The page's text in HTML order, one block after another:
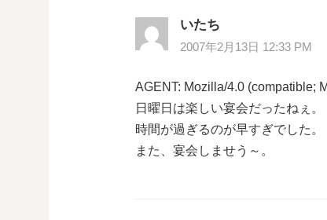
いたち
2007年2月13日 12:33 PM
AGENT: Mozilla/4.0 (compatible;
日曜日は楽しい宴会だったねぇ。
時間が過ぎるのが早すぎでした。
また、宴会しませう～。